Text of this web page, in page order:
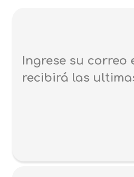
Ingrese su correo
recibirá las